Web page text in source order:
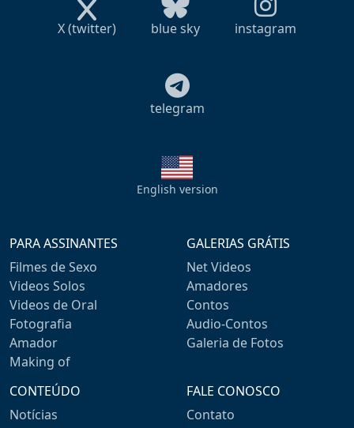
X (twitter) blue sky instagram
telegram
English version
PARA ASSINANTES
Filmes de Sexo
Videos Solos
Videos de Oral
Fotografia
Amador
Making of
GALERIAS GRÁTIS
Net Videos
Amadores
Contos
Audio-Contos
Galeria de Fotos
CONTEÚDO
Notícias
FALE CONOSCO
Contato